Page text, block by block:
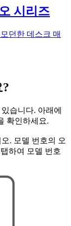
시리즈
던한 데스크 매
습니다. 아래에
확인하세요.
. 모델 번호의 오
하여 모델 번호